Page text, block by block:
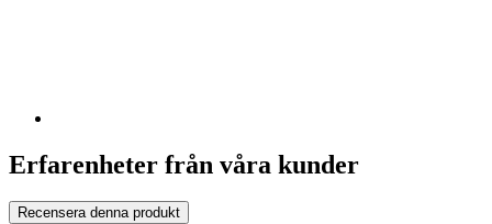
Erfarenheter från våra kunder
Recensera denna produkt